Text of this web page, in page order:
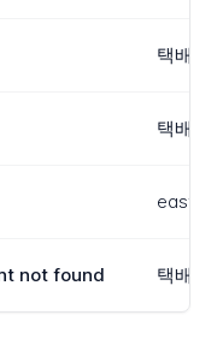
택배가
택배가
not found 택배기